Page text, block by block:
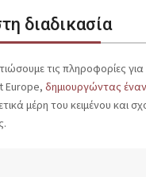
διαδικασία
τις πληροφορίες για
Europe, δημιουργώντας
μέρη του κειμένου και